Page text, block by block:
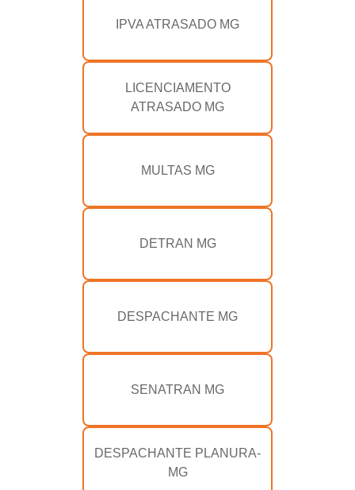
IPVA ATRASADO MG
LICENCIAMENTO
ATRASADO MG
MULTAS MG
DETRAN MG
DESPACHANTE MG
SENATRAN MG
DESPACHANTE PLANURA-
MG